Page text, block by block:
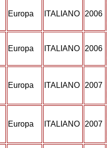
Europa ITALIANO 2006
Europa ITALIANO 2006
Europa ITALIANO 2007
Europa ITALIANO 2007